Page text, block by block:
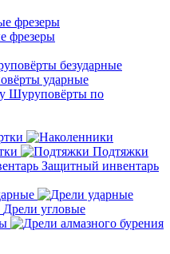
фрезеры
фрезеры
безударные
ударные
Шуруповёрты по
Подтяжки
Защитный инвентарь
Дрели угловые